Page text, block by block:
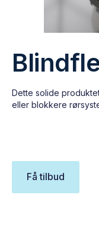
Dette solide
eller blokkere
Få tilbud